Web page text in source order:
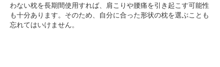
わない枕を長期間使用すれば、肩こりや腰痛を引き起こす可能性
も十分あります。そのため、自分に合った形状の枕を選ぶことも
忘れてはいけません。